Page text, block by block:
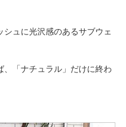
ュに光沢感のあるサブウェ
、「ナチュラル」だけに終わ